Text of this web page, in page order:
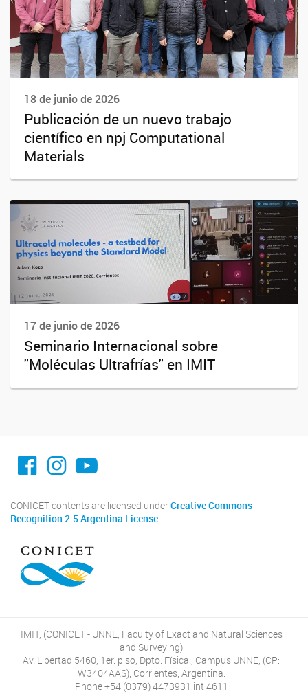
18 de junio de 2026
Publicación de un nuevo trabajo
científico en npj Computational
Materials
17 de junio de 2026
Seminario Internacional sobre
"Moléculas Ultrafrías" en IMIT
facebook imit.conicet
imit.conicet
Youtube
CONICET contents are licensed underCreative Commons
Recognition 2.5 Argentina License
IMIT, (CONICET - UNNE, Faculty of Exact and Natural Sciences
and Surveying)
Av. Libertad 5460, 1er. piso, Dpto. Física., Campus UNNE, (CP:
W3404AAS), Corrientes, Argentina.
Phone +54 (0379) 4473931 int 4611